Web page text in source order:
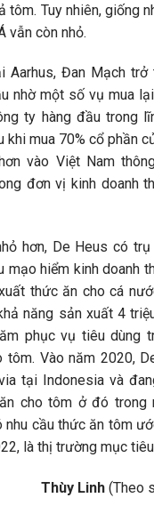
tôm. Tuy nhiên, giống
vẫn còn nhỏ.
Đan Mạch trở
nhờ một số vụ mua
ty hàng đầu trong
khi mua 70% cổ phần
vào Việt Nam
đơn vị kinh doanh
hơn, De Heus có
mạo hiểm kinh doanh
thức ăn cho cá
năng sản xuất 4
phục vụ tiêu dùng
Vào năm 2020,
tại Indonesia và
cho tôm ở đó trong
nhu cầu thức ăn tôm
là thị trường mục
Thùy Linh (Theo